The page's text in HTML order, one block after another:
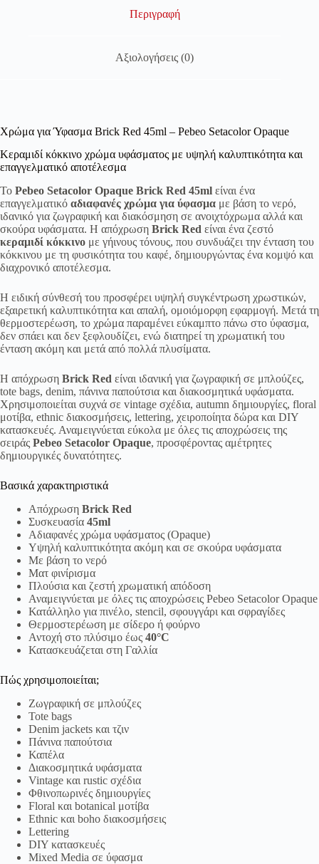
Περιγραφή
Αξιολογήσεις (0)
Χρώμα για Ύφασμα Brick Red 45ml – Pebeo Setacolor Opaque
Κεραμιδί κόκκινο χρώμα υφάσματος με υψηλή καλυπτικότητα και
επαγγελματικό αποτέλεσμα
Το Pebeo Setacolor Opaque Brick Red 45ml είναι ένα
επαγγελματικό αδιαφανές χρώμα για ύφασμα με βάση το νερό,
ιδανικό για ζωγραφική και διακόσμηση σε ανοιχτόχρωμα αλλά και
σκούρα υφάσματα. Η απόχρωση Brick Red είναι ένα ζεστό
κεραμιδί κόκκινο με γήινους τόνους, που συνδυάζει την ένταση του
κόκκινου με τη φυσικότητα του καφέ, δημιουργώντας ένα κομψό και
διαχρονικό αποτέλεσμα.
Η ειδική σύνθεσή του προσφέρει υψηλή συγκέντρωση χρωστικών,
εξαιρετική καλυπτικότητα και απαλή, ομοιόμορφη εφαρμογή. Μετά τη
θερμοστερέωση, το χρώμα παραμένει εύκαμπτο πάνω στο ύφασμα,
δεν σπάει και δεν ξεφλουδίζει, ενώ διατηρεί τη χρωματική του
ένταση ακόμη και μετά από πολλά πλυσίματα.
Η απόχρωση Brick Red είναι ιδανική για ζωγραφική σε μπλούζες,
tote bags, denim, πάνινα παπούτσια και διακοσμητικά υφάσματα.
Χρησιμοποιείται συχνά σε vintage σχέδια, autumn δημιουργίες, floral
μοτίβα, ethnic διακοσμήσεις, lettering, χειροποίητα δώρα και DIY
κατασκευές. Αναμειγνύεται εύκολα με όλες τις αποχρώσεις της
σειράς Pebeo Setacolor Opaque, προσφέροντας αμέτρητες
δημιουργικές δυνατότητες.
Βασικά χαρακτηριστικά
Απόχρωση Brick Red
Συσκευασία 45ml
Αδιαφανές χρώμα υφάσματος (Opaque)
Υψηλή καλυπτικότητα ακόμη και σε σκούρα υφάσματα
Με βάση το νερό
Ματ φινίρισμα
Πλούσια και ζεστή χρωματική απόδοση
Αναμειγνύεται με όλες τις αποχρώσεις Pebeo Setacolor Opaque
Κατάλληλο για πινέλο, stencil, σφουγγάρι και σφραγίδες
Θερμοστερέωση με σίδερο ή φούρνο
Αντοχή στο πλύσιμο έως 40°C
Κατασκευάζεται στη Γαλλία
Πώς χρησιμοποιείται;
Ζωγραφική σε μπλούζες
Tote bags
Denim jackets και τζιν
Πάνινα παπούτσια
Καπέλα
Διακοσμητικά υφάσματα
Vintage και rustic σχέδια
Φθινοπωρινές δημιουργίες
Floral και botanical μοτίβα
Ethnic και boho διακοσμήσεις
Lettering
DIY κατασκευές
Mixed Media σε ύφασμα